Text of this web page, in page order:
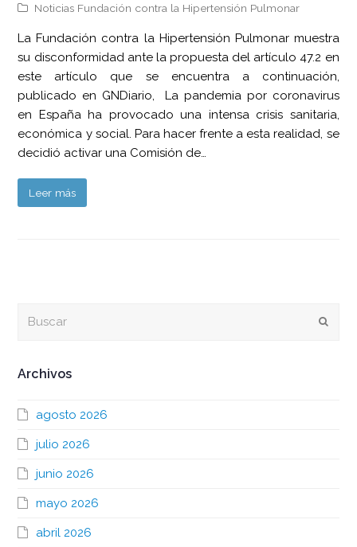
Noticias Fundación contra la Hipertensión Pulmonar
La Fundación contra la Hipertensión Pulmonar muestra
su disconformidad ante la propuesta del artículo 47.2 en
este artículo que se encuentra a continuación,
publicado en GNDiario, La pandemia por coronavirus
en España ha provocado una intensa crisis sanitaria,
económica y social. Para hacer frente a esta realidad, se
decidió activar una Comisión de…
Leer más
Archivos
agosto 2026
julio 2026
junio 2026
mayo 2026
abril 2026